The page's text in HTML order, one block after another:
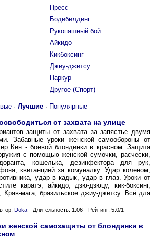
Пресс
Бодибилдинг
Рукопашный бой
Айкидо
Кикбоксинг
Джиу-джитсу
Паркур
Другое (Спорт)
· Лучшие · Популярные
от захвата на улице
защиты от захвата за запястье двумя
Забавные уроки женской самообороны от
Кен - боевой блондинки в красном. Защита
с помощью женской сумочки, расчески,
кошелька, дезинфектора для рук,
квитанцией за комуналку. Удар коленом,
удар в кадык, удар в глаз. Уроки от
каратэ, айкидо, дзю-дзюцу, кик-боксинг,
мага, бразильское джиу-джитсу. Всё для
Doka Длительность: 1:06 Рейтинг: 5.0/1
женской самозащиты от блондинки в